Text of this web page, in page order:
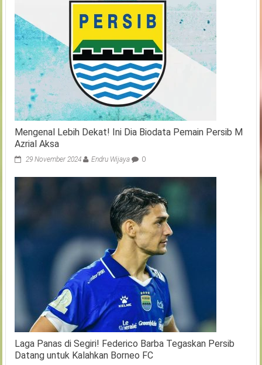
Mengenal Lebih Dekat! Ini Dia Biodata Pemain Persib M
Azrial Aksa
29 November 2024 Endru Wijaya 0
Laga Panas di Segiri! Federico Barba Tegaskan Persib
Datang untuk Kalahkan Borneo FC